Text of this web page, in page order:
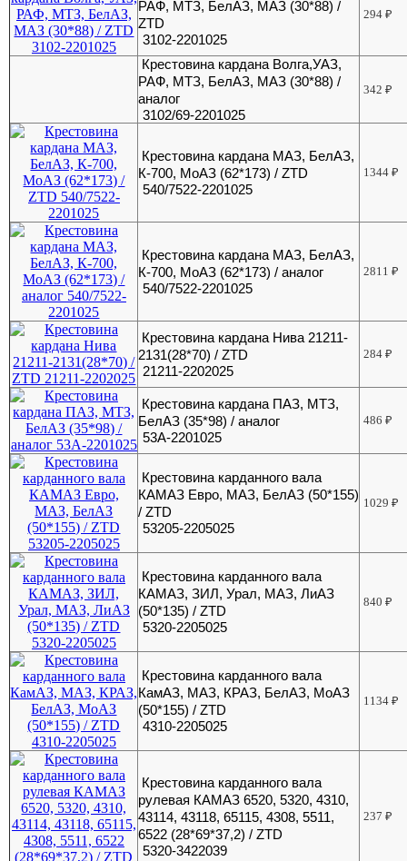
РАФ, МТЗ, БелАЗ, МАЗ (30*88) /
ZTD
3102-2201025
294₽
Крестовина кардана Волга,УАЗ,
РАФ, МТЗ, БелАЗ, МАЗ (30*88) /
аналог
3102/69-2201025
342₽
Крестовина кардана МАЗ, БелАЗ,
К-700, МоАЗ (62*173) / ZTD
540/7522-2201025
1344₽
Крестовина кардана МАЗ, БелАЗ,
К-700, МоАЗ (62*173) / аналог
540/7522-2201025
2811₽
Крестовина кардана Нива 21211-
2131(28*70) / ZTD
21211-2202025
284₽
Крестовина кардана ПАЗ, МТЗ,
БелАЗ (35*98) / аналог
53А-2201025
486₽
Крестовина карданного вала
КАМАЗ Евро, МАЗ, БелАЗ (50*155)
/ ZTD
53205-2205025
1029₽
Крестовина карданного вала
КАМАЗ, ЗИЛ, Урал, МАЗ, ЛиАЗ
(50*135) / ZTD
5320-2205025
840₽
Крестовина карданного вала
КамАЗ, МАЗ, КРАЗ, БелАЗ, МоАЗ
(50*155) / ZTD
4310-2205025
1134₽
Крестовина карданного вала
рулевая КАМАЗ 6520, 5320, 4310,
43114, 43118, 65115, 4308, 5511,
6522 (28*69*37,2) / ZTD
5320-3422039
237₽